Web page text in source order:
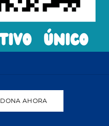
DONA AHORA